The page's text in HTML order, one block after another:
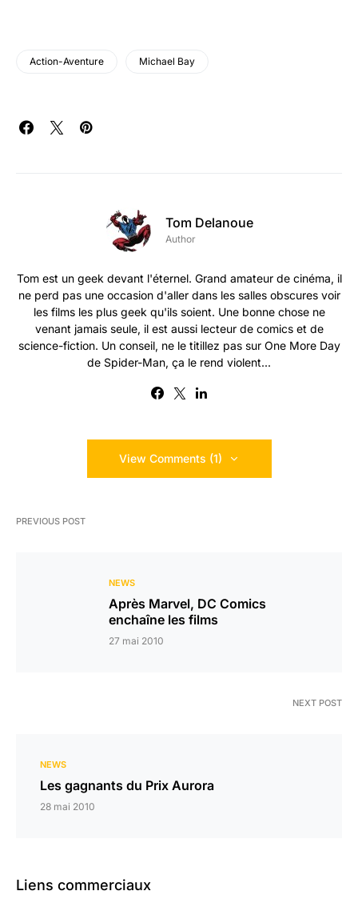
Action-Aventure Michael Bay
Tom Delanoue
Author
Tom est un geek devant l'éternel. Grand amateur de cinéma, il
ne perd pas une occasion d'aller dans les salles obscures voir
les films les plus geek qu'ils soient. Une bonne chose ne
venant jamais seule, il est aussi lecteur de comics et de
science-fiction. Un conseil, ne le titillez pas sur One More Day
de Spider-Man, ça le rend violent...
View Comments (1)
PREVIOUS POST
NEWS
Après Marvel, DC Comics
enchaîne les films
27 mai 2010
NEXT POST
NEWS
Les gagnants du Prix Aurora
28 mai 2010
Liens commerciaux